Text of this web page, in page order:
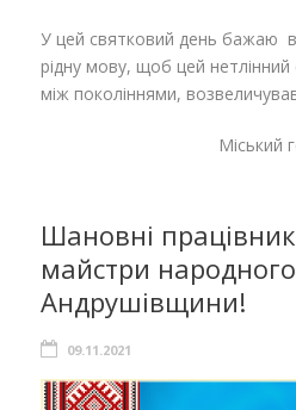
У цей святковий день бажаю
рідну мову, щоб цей
між поколіннями,
Міський
Шановні
майстри
Андрушівщини!
09.11.2021